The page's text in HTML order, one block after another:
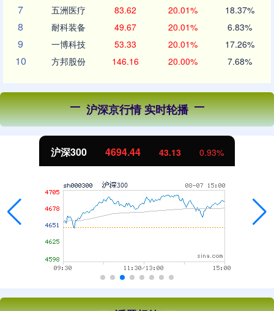
7 五洲医疗 83.62 20.01% 18.37%
8 耐科装备 49.67 20.01% 6.83%
9 一博科技 53.33 20.01% 17.26%
10 方邦股份 146.16 20.00% 7.68%
沪深京行情 实时轮播
沪深300 4694.44 43.13 0.93%